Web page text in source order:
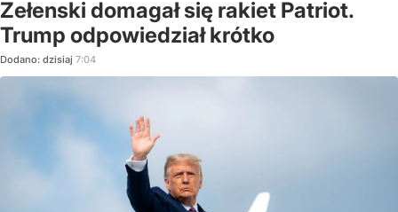
Zełenski domagał się rakiet Patriot.
Trump odpowiedział krótko
Dodano: dzisiaj 7:04